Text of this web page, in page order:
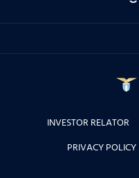
INVESTOR RELATOR
PRIVACY POLICY